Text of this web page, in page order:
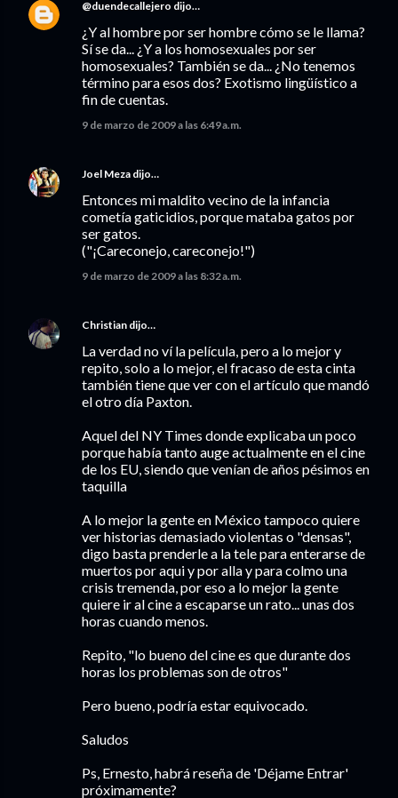
@duendecallejero dijo…
¿Y al hombre por ser hombre cómo se le llama?
Sí se da... ¿Y a los homosexuales por ser
homosexuales? También se da... ¿No tenemos
término para esos dos? Exotismo lingüístico a
fin de cuentas.
9 de marzo de 2009 a las 6:49 a.m.
Joel Meza dijo…
Entonces mi maldito vecino de la infancia
cometía gaticidios, porque mataba gatos por
ser gatos.
("¡Careconejo, careconejo!")
9 de marzo de 2009 a las 8:32 a.m.
Christian dijo…
La verdad no ví la película, pero a lo mejor y
repito, solo a lo mejor, el fracaso de esta cinta
también tiene que ver con el artículo que mandó
el otro día Paxton.
Aquel del NY Times donde explicaba un poco
porque había tanto auge actualmente en el cine
de los EU, siendo que venían de años pésimos en
taquilla
A lo mejor la gente en México tampoco quiere
ver historias demasiado violentas o "densas",
digo basta prenderle a la tele para enterarse de
muertos por aqui y por alla y para colmo una
crisis tremenda, por eso a lo mejor la gente
quiere ir al cine a escaparse un rato... unas dos
horas cuando menos.
Repito, "lo bueno del cine es que durante dos
horas los problemas son de otros"
Pero bueno, podría estar equivocado.
Saludos
Ps, Ernesto, habrá reseña de 'Déjame Entrar'
próximamente?